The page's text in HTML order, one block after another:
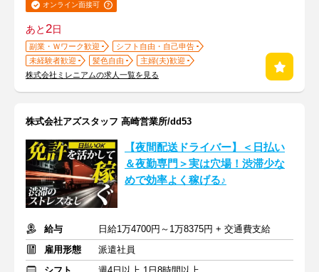
オンライン面接可
あと2日
副業・Ｗワーク歓迎
シフト自由・自己申告
未経験者歓迎
髪色自由
主婦(夫)歓迎
株式会社ミレニアムの求人一覧を見る
株式会社アズスタッフ 高崎営業所/dd53
【夜間配送ドライバー】＜日払い
＆夜勤専門＞実は穴場！渋滞少な
めで効率よく稼げる♪
給与
日給1万4700円～1万8375円 + 交通費支給
雇用形態
派遣社員